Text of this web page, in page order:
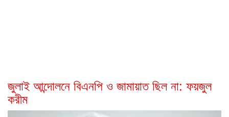
জুলাই আন্দোলনে বিএনপি ও জামায়াত ছিল না: ফয়জুল
করীম